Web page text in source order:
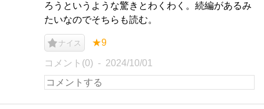
ろうというような驚きとわくわく。続編があるみ
たいなのでそちらも読む。
ナイス ★9
コメント(0) 2024/10/01